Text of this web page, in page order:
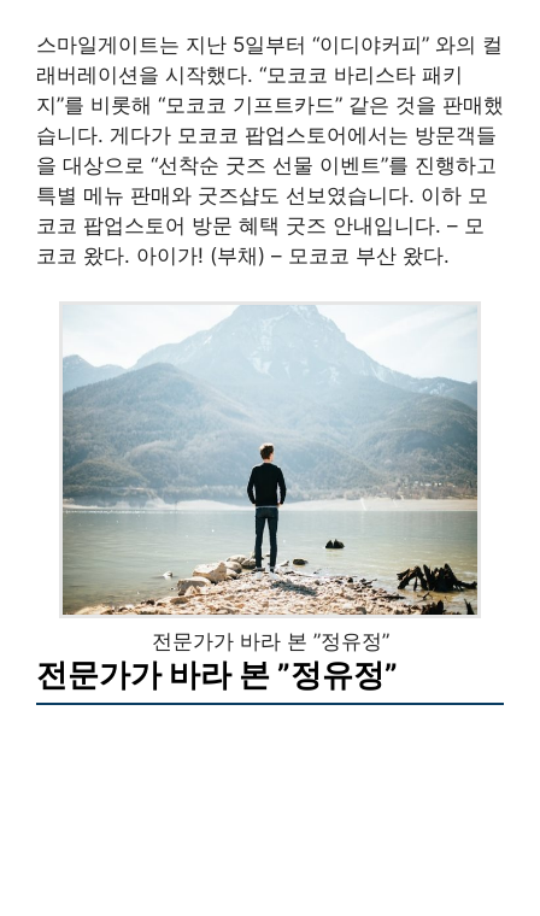
스마일게이트는 지난 5일부터 “이디야커피” 와의 컬
래버레이션을 시작했다. “모코코 바리스타 패키
지”를 비롯해 “모코코 기프트카드” 같은 것을 판매했
습니다. 게다가 모코코 팝업스토어에서는 방문객들
을 대상으로 “선착순 굿즈 선물 이벤트”를 진행하고
특별 메뉴 판매와 굿즈샵도 선보였습니다. 이하 모
코코 팝업스토어 방문 혜택 굿즈 안내입니다. – 모
코코 왔다. 아이가! (부채) – 모코코 부산 왔다.
전문가가 바라 본 ”정유정”
전문가가 바라 본 ”정유정”